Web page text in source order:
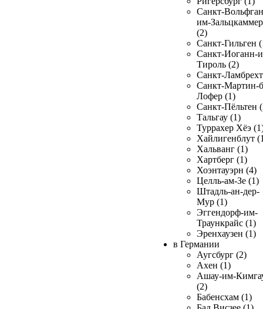
Санкт-
им-
(2)
Санкт-Гильген
Санкт-Иоганн-
Тироль (2)
Санкт-
Санкт-Мартин-
Лофер (1)
Санкт-Пёльтен
Тальгау (1)
Туррахер Хёэ
Хайлигенблут
Хальванг (1)
Хартберг (1)
Хоэнтауэрн (4)
Целль-ам-Зе (1)
Штадль-ан-дер-
Мур (1)
Эггендорф-им-
Траункрайс (1)
Эренхаузен (1)
в Германии
Аугсбург (2)
Ахен (1)
Ашау-им-
(2)
Бабенсхам (1)